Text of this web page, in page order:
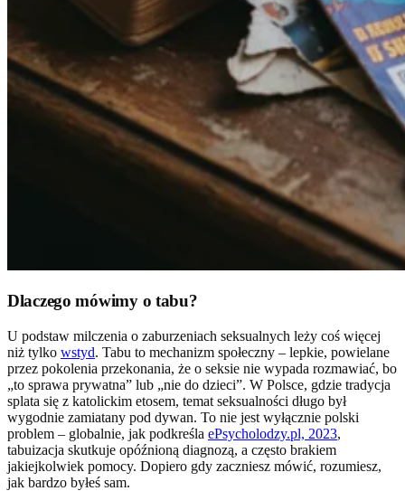
Dlaczego mówimy o tabu?
U podstaw milczenia o zaburzeniach seksualnych leży coś więcej
niż tylko wstyd. Tabu to mechanizm społeczny – lepkie, powielane
przez pokolenia przekonania, że o seksie nie wypada rozmawiać, bo
„to sprawa prywatna” lub „nie do dzieci”. W Polsce, gdzie tradycja
splata się z katolickim etosem, temat seksualności długo był
wygodnie zamiatany pod dywan. To nie jest wyłącznie polski
problem – globalnie, jak podkreśla ePsycholodzy.pl, 2023,
tabuizacja skutkuje opóźnioną diagnozą, a często brakiem
jakiejkolwiek pomocy. Dopiero gdy zaczniesz mówić, rozumiesz,
jak bardzo byłeś sam.